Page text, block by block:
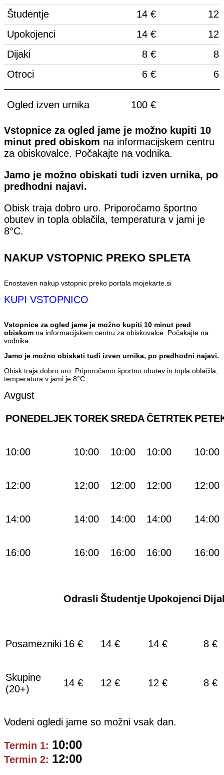
Študentje
14 €
12
Upokojenci
14 €
12
Dijaki
8 €
8
Otroci
6 € 6
Ogled izven urnika 100 €
Vstopnice za ogled jame je možno kupiti 10
minut pred obiskom na informacijskem centru
za obiskovalce. Počakajte na vodnika.
Jamo je možno obiskati tudi izven urnika, po
predhodni najavi.
Obisk traja dobro uro. Priporočamo športno
obutev in topla oblačila, temperatura v jami je
8°C.
NAKUP VSTOPNIC PREKO SPLETA
Enostaven nakup vstopnic preko portala mojekarte.si
KUPI VSTOPNICO
Vstopnice za ogled jame je možno kupiti 10 minut pred
obiskom na informacijskem centru za obiskovalce. Počakajte na
vodnika.
Jamo je možno obiskati tudi izven urnika, po predhodni najavi.
Obisk traja dobro uro. Priporočamo športno obutev in topla oblačila,
temperatura v jami je 8°C.
Avgust
PONEDELJEKTOREKSREDAČETRTEK
10:00 10:00 10:00 10:00 10:00
12:00 12:00 12:00 12:00 12:00
14:00 14:00 14:00 14:00 14:00
16:00 16:00 16:00 16:00 16:00
Odrasli Študentje Upokojenci
Posamezniki 16 € 14 € 14 € 8 €
Skupine
(20+)
14 € 12 € 12 € 8 €
Vodeni ogledi jame so možni vsak dan.
Termin 1: 10:00
Termin 2: 12:00